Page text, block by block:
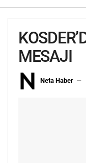
MESAJI
Neta Haber